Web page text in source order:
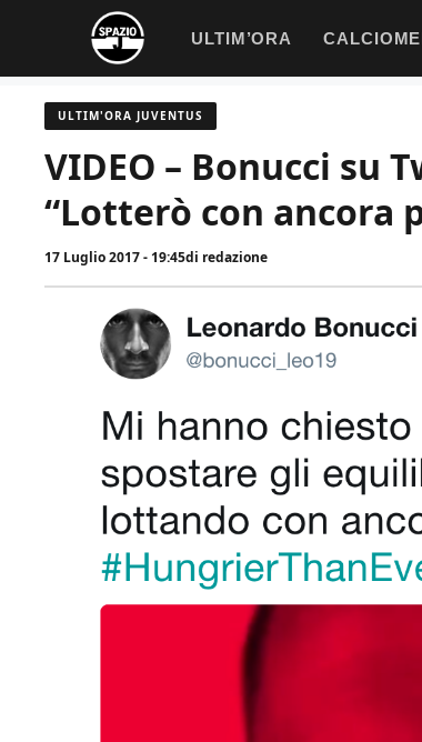
contenuto
ULTIM’ORA
ULTIM'ORA JUVENTUS
VIDEO – Bonucci su
“Lotterò con ancora
17 Luglio 2017 - 19:45di redazione